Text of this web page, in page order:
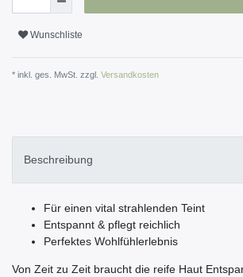
Wunschliste
* inkl. ges. MwSt. zzgl. Versandkosten
Beschreibung
Für einen vital strahlenden Teint
Entspannt & pflegt reichlich
Perfektes Wohlfühlerlebnis
Von Zeit zu Zeit braucht die reife Haut